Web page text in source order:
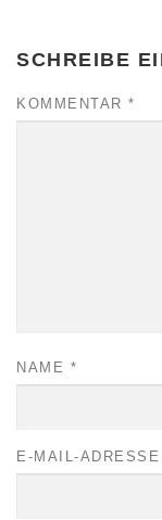
SCHREIBE
KOMMENTAR *
NAME *
E-MAIL-ADRESSE